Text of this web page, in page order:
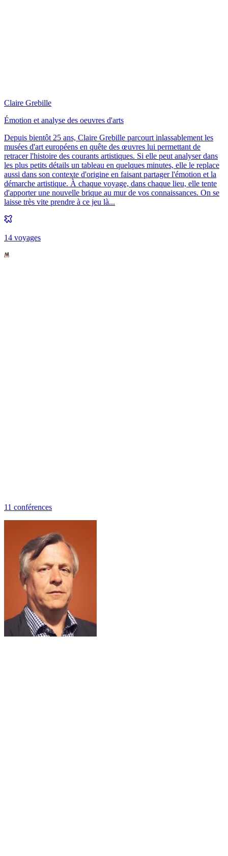
Claire Grebille
Émotion et analyse des oeuvres d'arts
Depuis bientôt 25 ans, Claire Grebille parcourt inlassablement les
musées d'art européens en quête des œuvres lui permettant de
retracer l'histoire des courants artistiques. Si elle peut analyser dans
les plus petits détails un tableau en quelques minutes, elle le replace
aussi dans son contexte d'origine en faisant partager l'émotion et la
démarche artistique. À chaque voyage, dans chaque lieu, elle tente
d'apporter une nouvelle brique au mur de vos connaissances. On se
laisse très vite prendre à ce jeu là...
14 voyages
11 conférences